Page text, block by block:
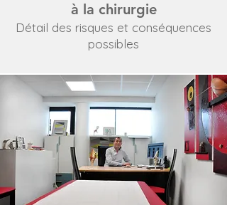
à la chirurgie
Détail des risques et conséquences
possibles